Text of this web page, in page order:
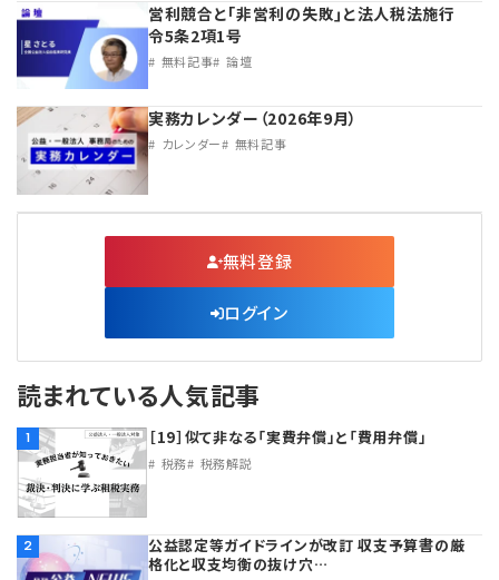
営利競合と｢非営利の失敗｣と法人税法施行
令5条2項1号
無料記事 論壇
実務カレンダー（2026年9月）
カレンダー 無料記事
無料登録
ログイン
読まれている人気記事
1 ［19］似て非なる「実費弁償」と「費用弁償」
税務 税務解説
2
公益認定等ガイドラインが改訂 収支予算書の厳
格化と収支均衡の抜け穴…